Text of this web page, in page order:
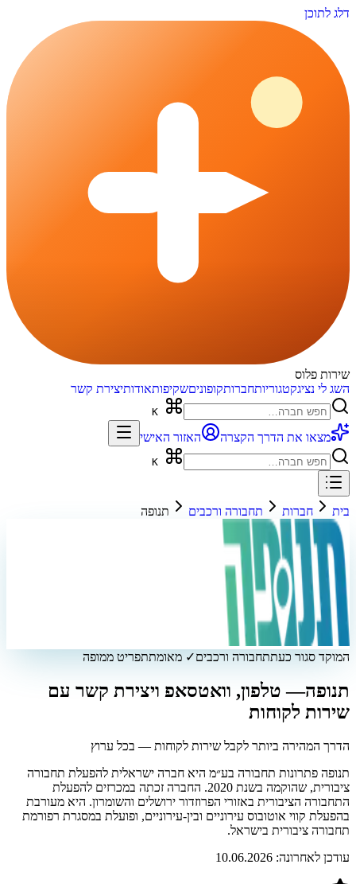
דלג לתוכן
שירות פלוס
השג לי נציגקטגוריותחברותקופוניםשקיפותאודותיצירת קשר
מצאו את הדרך הקצרה האזור האישי
בית חברות תחבורה ורכבים תנופה
המוקד סגור כעתתחבורה ורכבים✓ מאומתתפריט ממופה
תנופה— טלפון, וואטסאפ ויצירת קשר עם
שירות לקוחות
הדרך המהירה ביותר לקבל שירות לקוחות — בכל ערוץ
תנופה פתרונות תחבורה בע״מ היא חברה ישראלית להפעלת תחבורה
ציבורית, שהוקמה בשנת 2020. החברה זכתה במכרזים להפעלת
התחבורה הציבורית באזורי הפרוזדור ירושלים והשומרון. היא מעורבת
בהפעלת קווי אוטובוס עירוניים ובין-עירוניים, ופועלת במסגרת רפורמת
תחבורה ציבורית בישראל.
עודכן לאחרונה: 10.06.2026